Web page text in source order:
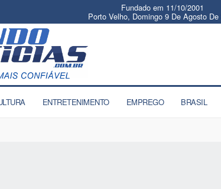
Fundado em 11/10/2001
Porto Velho, Domingo 9 De Agosto De
ENTRETENIMENTO EMPREGO BRASIL